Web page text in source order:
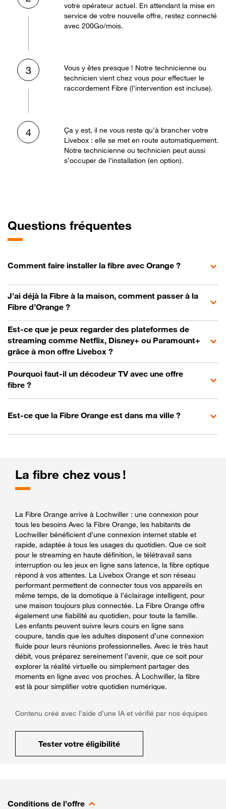
votre opérateur actuel. En attendant la mise en
service de votre nouvelle offre, restez connecté
avec 200Go/mois.
3
Vous y êtes presque ! Notre technicienne ou
technicien vient chez vous pour effectuer le
raccordement Fibre (l’intervention est incluse).
4
Ça y est, il ne vous reste qu’à brancher votre
Livebox : elle se met en route automatiquement.
Notre technicienne ou technicien peut aussi
s’occuper de l’installation (en option).
Questions fréquentes
Comment faire installer la fibre avec Orange ?
J’ai déjà la Fibre à la maison, comment passer à la
Fibre d’Orange ?
Est-ce que je peux regarder des plateformes de
streaming comme Netflix, Disney+ ou Paramount+
grâce à mon offre Livebox ?
Pourquoi faut-il un décodeur TV avec une offre
fibre ?
Est-ce que la Fibre Orange est dans ma ville ?
La fibre chez vous !
La Fibre Orange arrive à Lochwiller : une connexion pour
tous les besoins Avec la Fibre Orange, les habitants de
Lochwiller bénéficient d’une connexion internet stable et
rapide, adaptée à tous les usages du quotidien. Que ce soit
pour le streaming en haute définition, le télétravail sans
interruption ou les jeux en ligne sans latence, la fibre optique
répond à vos attentes. La Livebox Orange et son réseau
performant permettent de connecter tous vos appareils en
même temps, de la domotique à l’éclairage intelligent, pour
une maison toujours plus connectée. La Fibre Orange offre
également une fiabilité au quotidien, pour toute la famille.
Les enfants peuvent suivre leurs cours en ligne sans
coupure, tandis que les adultes disposent d’une connexion
fluide pour leurs réunions professionnelles. Avec le très haut
débit, vous préparez sereinement l’avenir, que ce soit pour
explorer la réalité virtuelle ou simplement partager des
moments en ligne avec vos proches. À Lochwiller, la fibre
est là pour simplifier votre quotidien numérique.
Contenu créé avec l’aide d’une IA et vérifié par nos équipes
Tester votre éligibilité
Conditions de l'offre